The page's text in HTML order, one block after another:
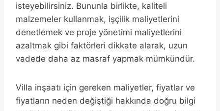
isteyebilirsiniz. Bununla birlikte, kaliteli
malzemeler kullanmak, işçilik maliyetlerini
denetlemek ve proje yönetimi maliyetlerini
azaltmak gibi faktörleri dikkate alarak, uzun
vadede daha az masraf yapmak mümkündür.
Villa inşaatı için gereken maliyetler, fiyatlar ve
fiyatların neden değiştiği hakkında doğru bilgi